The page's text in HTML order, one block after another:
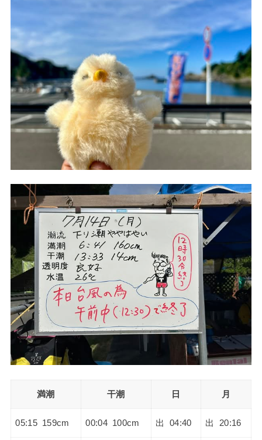
満潮 干潮 日 月
05:15 159cm 00:04 100cm 出 04:40 出 20:16